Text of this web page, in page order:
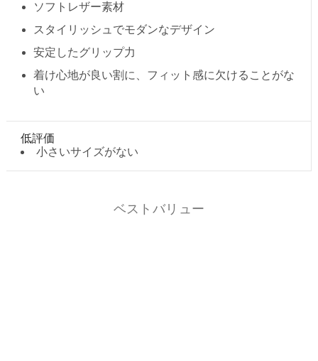
ソフトレザー素材
スタイリッシュでモダンなデザイン
安定したグリップ力
着け心地が良い割に、フィット感に欠けることがな
い
低評価
小さいサイズがない
ベストバリュー